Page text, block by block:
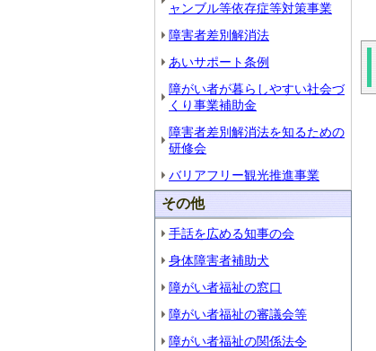
ャンブル等依存症等対策事業
障害者差別解消法
あいサポート条例
障がい者が暮らしやすい社会づ
くり事業補助金
障害者差別解消法を知るための
研修会
バリアフリー観光推進事業
その他
手話を広める知事の会
身体障害者補助犬
障がい者福祉の窓口
障がい者福祉の審議会等
障がい者福祉の関係法令